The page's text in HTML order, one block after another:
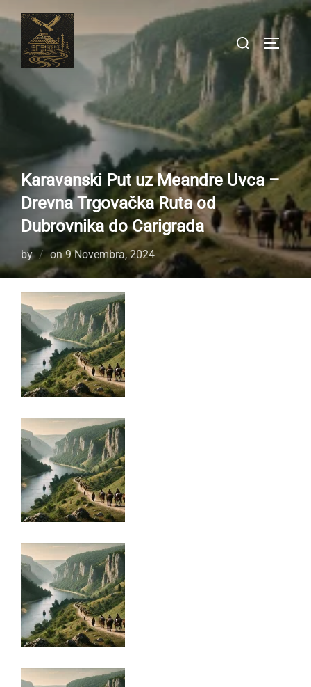
content
Search
for:
Karavanski Put uz Meandre Uvca –
Drevna Trgovačka Ruta od
Dubrovnika do Carigrada
by onPosted
on
9 Novembra, 2024